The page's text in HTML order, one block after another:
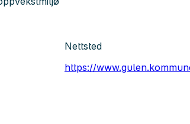
Nettsted
https://